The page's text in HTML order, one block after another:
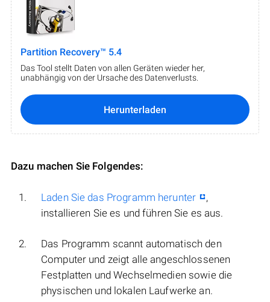
Partition Recovery™ 5.4
Das Tool stellt Daten von allen Geräten wieder her,
unabhängig von der Ursache des Datenverlusts.
Herunterladen
Dazu machen Sie Folgendes:
Laden Sie das Programm herunter
,
installieren Sie es und führen Sie es aus.
Das Programm scannt automatisch den
Computer und zeigt alle angeschlossenen
Festplatten und Wechselmedien sowie die
physischen und lokalen Laufwerke an.